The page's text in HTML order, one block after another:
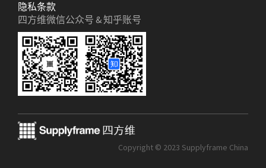
隐私条款
四方维微信公众号 & 知乎账号
Copyright © 2023 Supplyframe China